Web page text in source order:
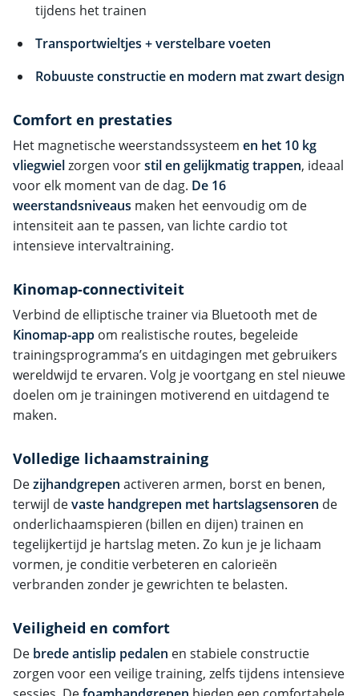
tijdens het trainen
Transportwieltjes + verstelbare voeten
Robuuste constructie en modern mat zwart design
Comfort en prestaties
Het magnetische weerstandssysteem en het 10 kg
vliegwielzorgen voorstil en gelijkmatig trappen, ideaal
voor elk moment van de dag. De 16
weerstandsniveaus maken het eenvoudig om de
intensiteit aan te passen, van lichte cardio tot
intensieve intervaltraining.
Kinomap-connectiviteit
Verbind de elliptische trainer via Bluetooth met de
Kinomap-app om realistische routes, begeleide
trainingsprogramma’s en uitdagingen met gebruikers
wereldwijd te ervaren. Volg je voortgang en stel nieuwe
doelen om je trainingen motiverend en uitdagend te
maken.
Volledige lichaamstraining
Dezijhandgrepen activeren armen, borst en benen,
terwijl devaste handgrepen met hartslagsensoren de
onderlichaamspieren (billen en dijen) trainen en
tegelijkertijd je hartslag meten. Zo kun je je lichaam
vormen, je conditie verbeteren en calorieën
verbranden zonder je gewrichten te belasten.
Veiligheid en comfort
De brede antislip pedalen en stabiele constructie
zorgen voor een veilige training, zelfs tijdens intensieve